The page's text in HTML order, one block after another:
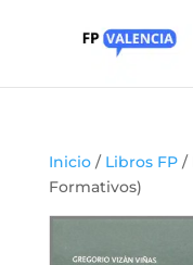
Inicio/ Libros FP/
Formativos)